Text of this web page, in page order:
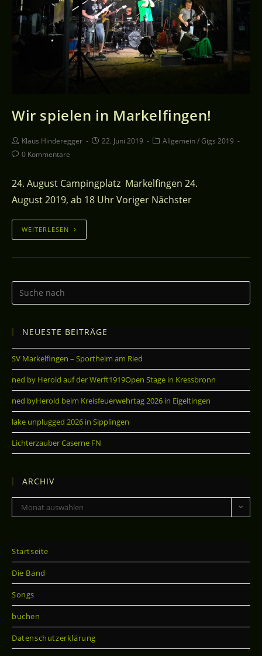
Wir spielen in Markelfingen!
Klaus Hinderegger 22. Juni 2019 Allgemein/Gigs 2019
0 Kommentare
24. August Campingplatz Markelfingen 24.
August 2019, ab 18 Uhr Voriger Nächster
WEITERLESEN
NEUESTE BEITRÄGE
SV Markelfingen – Sportheim am Ried
ned by Herold auf der Werft1919Open Stage in Kressbronn
ned byHerold beim Kreisfeuerwehrtag 2026 in Eigeltingen
lake unplugged 2026 in Sipplingen
Lichterzauber Caserne FN
ARCHIV
ArchivMonat auswählen
Startseite
Die Band
Songs
buchen
Datenschutzerklärung